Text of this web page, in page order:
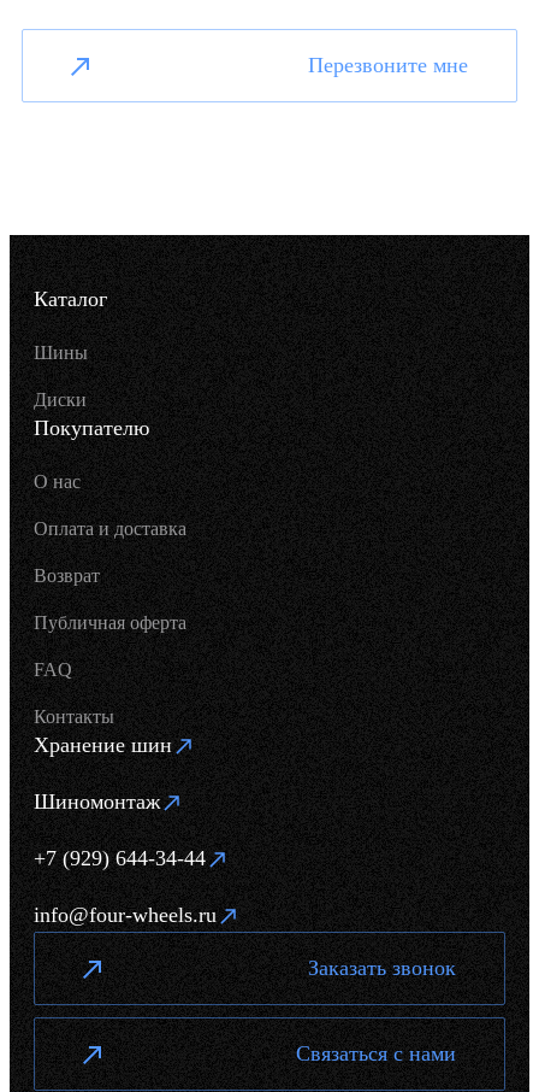
Перезвоните мне
Каталог
Шины
Диски
Покупателю
О нас
Оплата и доставка
Возврат
Публичная оферта
FAQ
Контакты
Хранение шин
Шиномонтаж
+7 (929) 644-34-44
info@four-wheels.ru
Заказать звонок
Связаться с нами